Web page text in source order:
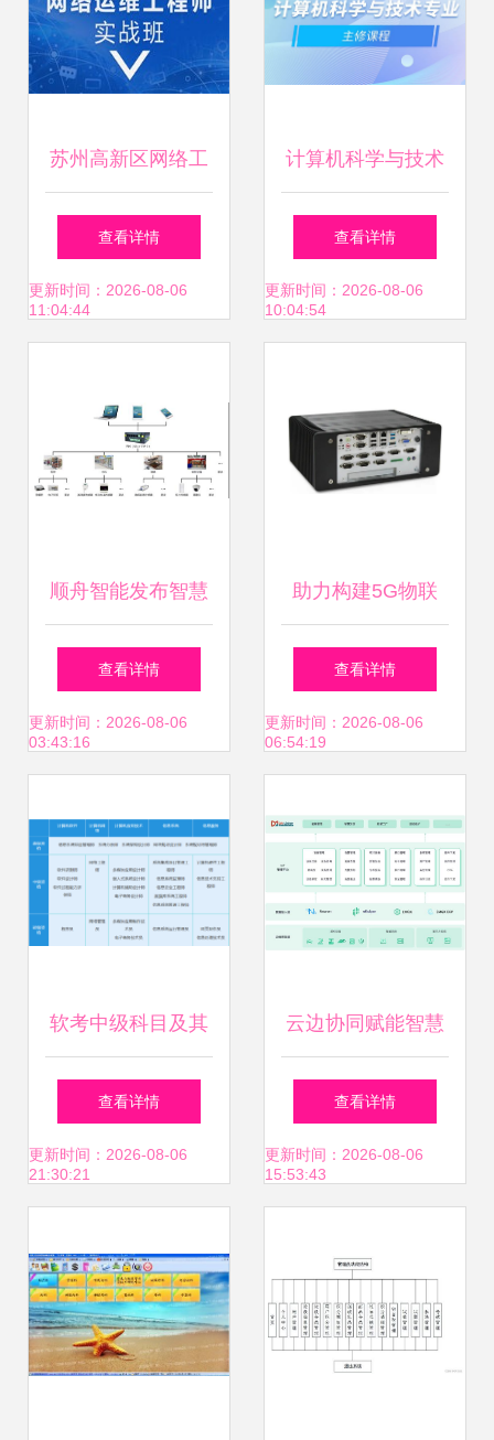
苏州高新区网络工
程师培训 系统集成
与网络安全技能提
查看详情
更新时间：2026-08-06
11:04:44
计算机科学与技术
专业主修课程与计
算机系统集成服务
查看详情
更新时间：2026-08-06
10:04:54
顺舟智能发布智慧
便利店物联网解决
方案，引领计算机
查看详情
更新时间：2026-08-06
03:43:16
助力构建5G物联
网，华北工控打造
智慧灯杆专用计算
查看详情
更新时间：2026-08-06
06:54:19
软考中级科目及其
未来发展趋势分析
查看详情
更新时间：2026-08-06
21:30:21
云边协同赋能智慧
园区 EMQ与南洋
万邦联合方案引领
查看详情
更新时间：2026-08-06
15:53:43